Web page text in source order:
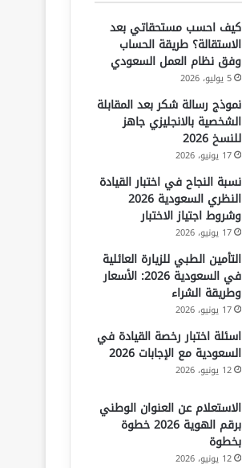
كيف احسب مستحقاتي بعد
الاستقالة؟ طريقة الحساب
وفق نظام العمل السعودي
5 يوليو، 2026
نموذج رسالة شكر بعد المقابلة
الشخصية بالانجليزي جاهز
للنسخ 2026
17 يونيو، 2026
نسبة النجاح في اختبار القيادة
النظري السعودية 2026
وشروط اجتياز الاختبار
17 يونيو، 2026
التأمين الطبي للزيارة العائلية
في السعودية 2026: الأسعار
وطريقة الشراء
17 يونيو، 2026
اسئلة اختبار رخصة القيادة في
السعودية مع الإجابات 2026
12 يونيو، 2026
الاستعلام عن العنوان الوطني
برقم الهوية 2026 خطوة
بخطوة
12 يونيو، 2026